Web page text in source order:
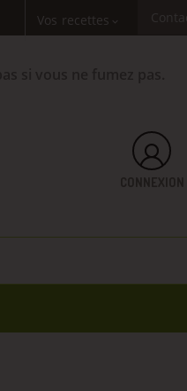
Vos recettes expand_more